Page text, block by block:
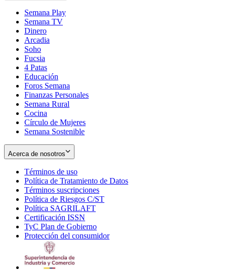
Semana Play
Semana TV
Dinero
Arcadia
Soho
in
new
window
Fucsia
in
new
window
4 Patas
Educación
Foros Semana
Finanzas Personales
Semana Rural
Cocina
Círculo de Mujeres
Semana Sostenible
Acerca de nosotros
Términos de uso
in
new
window
Política de Tratamiento de Datos
Términos suscripciones
in
Política de Riesgos C/ST
Política SAGRILAFT
new
window
Certificación ISSN
in
new
TyC Plan de Gobierno
in
Protección del consumidorOpens